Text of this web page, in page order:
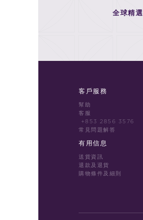
全球精選
客戶服務
幫助
客服
+853 2856 3576
常見問題解答
有用信息
送貨資訊
退款及退貨
購物條件及細則